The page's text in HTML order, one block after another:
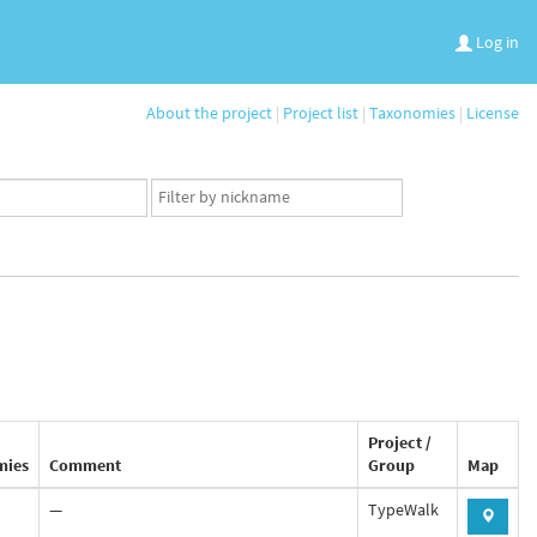
Log in
About the project | Project list | Taxonomies | License
App
user
Comment
Project /
Group
Map
— TypeWalk